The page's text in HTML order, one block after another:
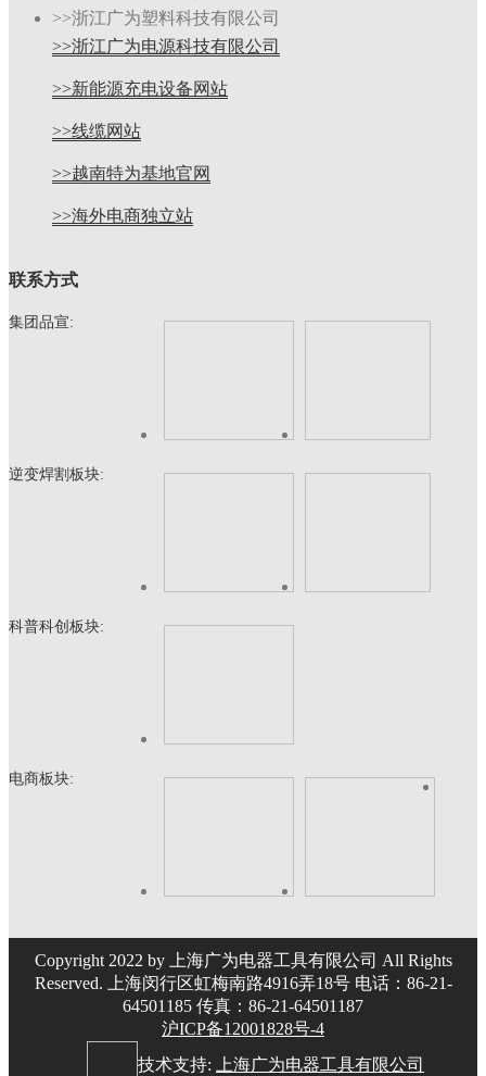
>>浙江广为塑料科技有限公司
>>浙江广为电源科技有限公司
>>新能源充电设备网站
>>线缆网站
>>越南特为基地官网
>>海外电商独立站
联系方式
集团品宣:
逆变焊割板块:
科普科创板块:
电商板块:
Copyright 2022 by 上海广为电器工具有限公司 All Rights
Reserved. 上海闵行区虹梅南路4916弄18号 电话：86-21-
64501185 传真：86-21-64501187
沪ICP备12001828号-4
技术支持:
上海广为电器工具有限公司